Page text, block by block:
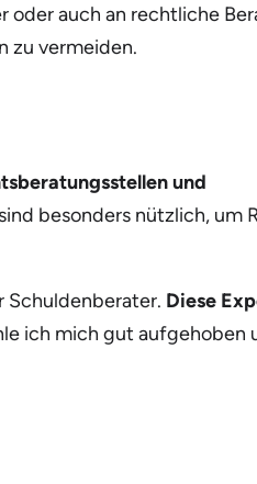
auch an rechtliche
zu vermeiden.
und
besonders nützlich, um
Schuldenberater. Diese
ich mich gut aufgehoben